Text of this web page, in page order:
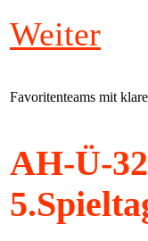
Weiter
Favoritenteams mit
AH-Ü-